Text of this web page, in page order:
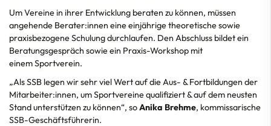
Um Vereine in ihrer Entwicklung beraten zu können, müssen
angehende Berater:innen eine einjährige theoretische sowie
praxisbezogene Schulung durchlaufen. Den Abschluss bildet ein
Beratungsgespräch sowie ein Praxis-Workshop mit
einem Sportverein.
„Als SSB legen wir sehr viel Wert auf die Aus- & Fortbildungen der
Mitarbeiter:innen, um Sportvereine qualifiziert & auf dem neusten
Stand unterstützen zu können“, soAnika Brehme, kommissarische
SSB-Geschäftsführerin.